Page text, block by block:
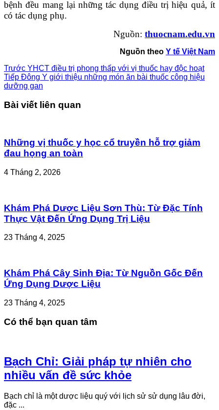
bệnh đều mang lại những tác dụng điều trị hiệu quả, ít
có tác dụng phụ.
Nguồn: thuocnam.edu.vn
Nguồn theo Y tế Việt Nam
Trước YHCT điều trị phong thấp với vị thuốc hay độc hoạt
Tiếp Đông Y giới thiệu những món ăn bài thuốc công hiệu
dưỡng gan
Bài viết liên quan
Những vị thuốc y học cổ truyền hỗ trợ giảm
đau họng an toàn
4 Tháng 2, 2026
Khám Phá Dược Liệu Sơn Thù: Từ Đặc Tính
Thực Vật Đến Ứng Dụng Trị Liệu
23 Tháng 4, 2025
Khám Phá Cây Sinh Địa: Từ Nguồn Gốc Đến
Ứng Dụng Dược Liệu
23 Tháng 4, 2025
Có thể bạn quan tâm
Bạch Chỉ: Giải pháp tự nhiên cho
nhiều vấn đề sức khỏe
Bạch chỉ là một dược liệu quý với lịch sử sử dụng lâu đời,
đặc ...